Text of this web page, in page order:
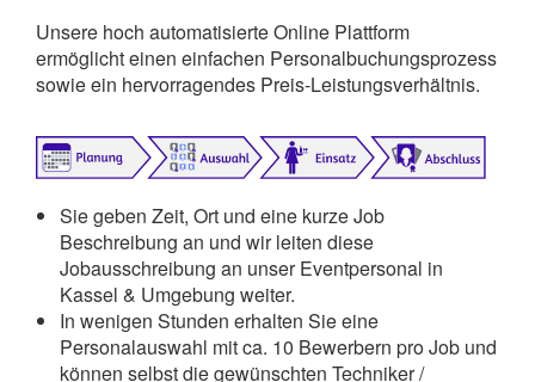
Unsere hoch automatisierte Online Plattform
ermöglicht einen einfachen Personalbuchungsprozess
sowie ein hervorragendes Preis-Leistungsverhältnis.
Sie geben Zeit, Ort und eine kurze Job
Beschreibung an und wir leiten diese
Jobausschreibung an unser Eventpersonal in
Kassel & Umgebung weiter.
In wenigen Stunden erhalten Sie eine
Personalauswahl mit ca. 10 Bewerbern pro Job und
können selbst die gewünschten Techniker /